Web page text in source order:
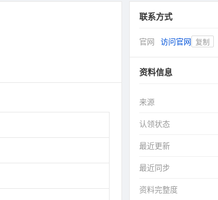
联系方式
官网 访问官网 复制
资料信息
来源
认领状态
最近更新
最近同步
资料完整度